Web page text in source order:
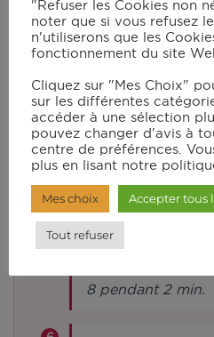
lancez le mode
pendant 30s.
Ajoutez les
chimique et la
mode manuel en
15s.
Raclez les parois
8 pendant 2 min.
"Refuser les Cookies non
noter que si vous refusez
n'utiliserons que les
fonctionnement du site
Cliquez sur "Mes Choix"
sur les différentes
accéder à une sélection
pouvez changer d'avis à
centre de préférences.
plus en lisant notre
Mes choix Accepter tous
Tout refuser